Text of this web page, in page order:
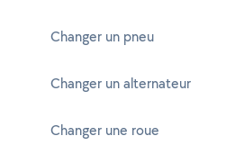
Changer un pneu
Changer un alternateur
Changer une roue